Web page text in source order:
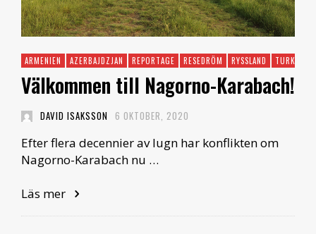
ARMENIEN AZERBAJDZJAN REPORTAGE RESEDRÖM RYSSLAND TURKIET
Välkommen till Nagorno-Karabach!
DAVID ISAKSSON 6 OKTOBER, 2020
Efter flera decennier av lugn har konflikten om
Nagorno-Karabach nu …
Läs mer